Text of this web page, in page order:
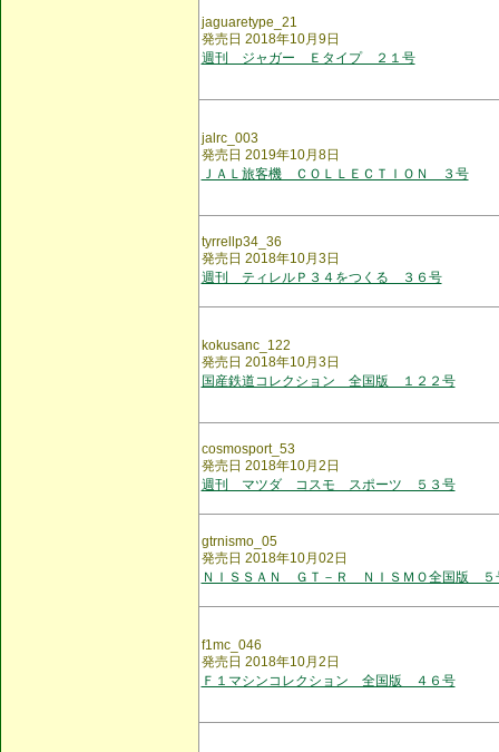
jaguaretype_21
発売日 2018年10月9日
週刊 ジャガー Ｅタイプ ２１号
jalrc_003
発売日 2019年10月8日
ＪＡＬ旅客機 ＣＯＬＬＥＣＴＩＯＮ ３号
tyrrellp34_36
発売日 2018年10月3日
週刊 ティレルＰ３４をつくる ３６号
kokusanc_122
発売日 2018年10月3日
国産鉄道コレクション 全国版 １２２号
cosmosport_53
発売日 2018年10月2日
週刊 マツダ コスモ スポーツ ５３号
gtrnismo_05
発売日 2018年10月02日
ＮＩＳＳＡＮ ＧＴ－Ｒ ＮＩＳＭＯ全国版 ５
f1mc_046
発売日 2018年10月2日
Ｆ１マシンコレクション 全国版 ４６号